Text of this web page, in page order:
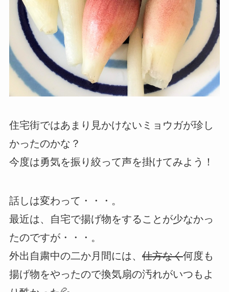
住宅街ではあまり見かけないミョウガが珍し
かったのかな？
今度は勇気を振り絞って声を掛けてみよう！
話しは変わって・・・。
最近は、自宅で揚げ物をすることが少なかっ
たのですが・・・。
外出自粛中の二か月間には、 仕方なく何度も
揚げ物をやったので換気扇の汚れがいつもよ